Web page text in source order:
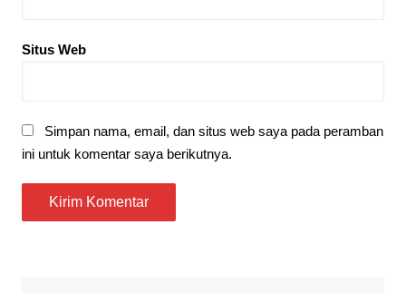
Situs Web
Simpan nama, email, dan situs web saya pada peramban
ini untuk komentar saya berikutnya.